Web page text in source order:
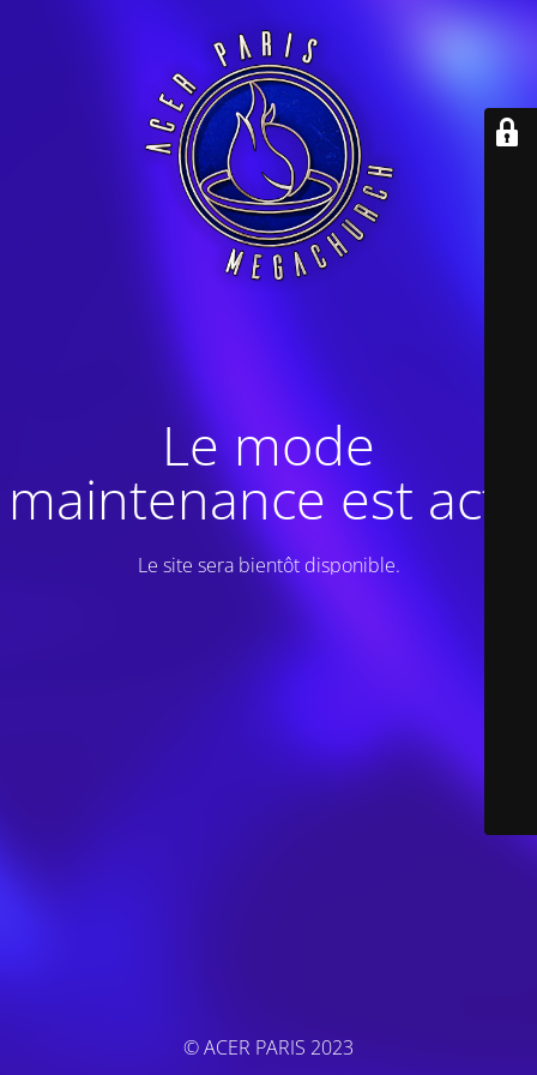
Le mode
maintenance est actif
Le site sera bientôt disponible.
© ACER PARIS 2023